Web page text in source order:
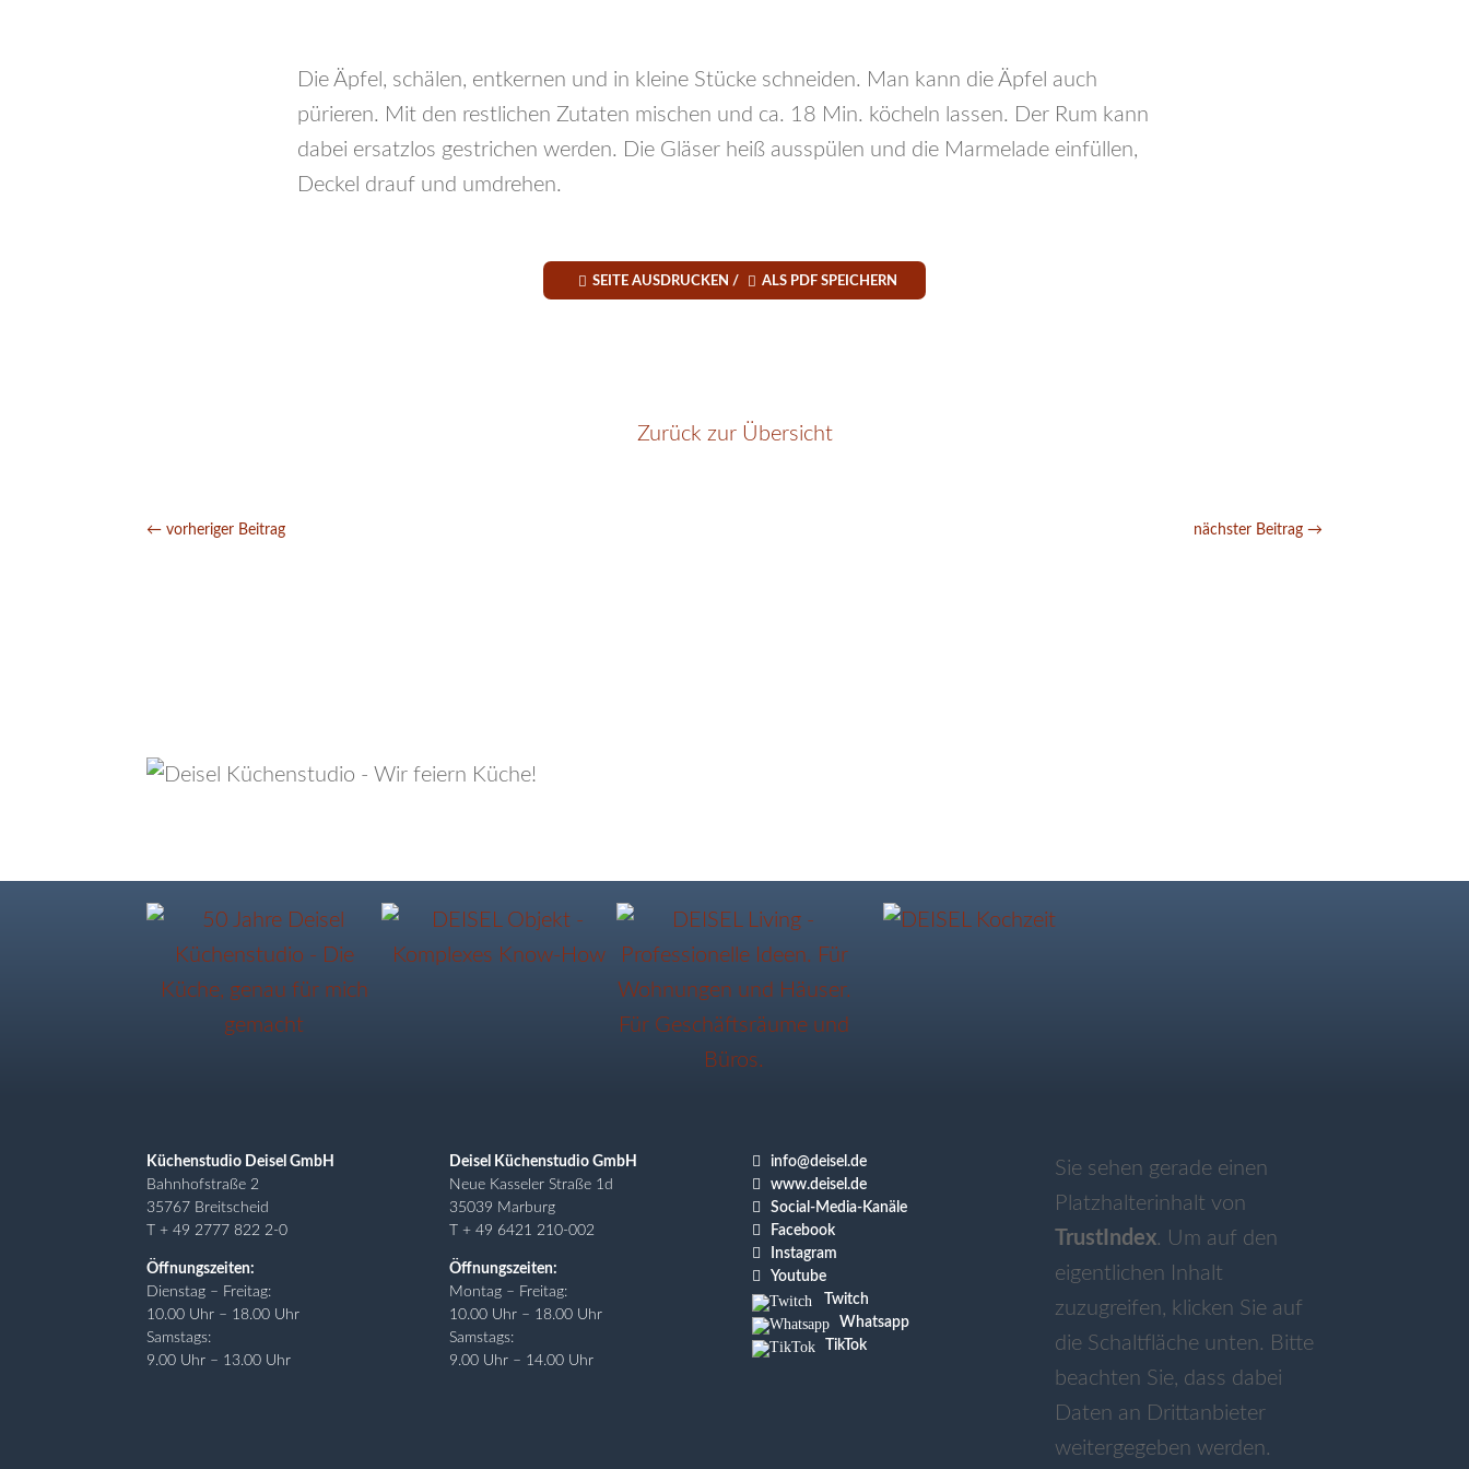
Die Äpfel, schälen, entkernen und in kleine Stücke schneiden. Man kann die Äpfel auch
pürieren. Mit den restlichen Zutaten mischen und ca. 18 Min. köcheln lassen. Der Rum kann
dabei ersatzlos gestrichen werden. Die Gläser heiß ausspülen und die Marmelade einfüllen,
Deckel drauf und umdrehen.
 SEITE AUSDRUCKEN /  ALS PDF SPEICHERN
Zurück zur Übersicht
←vorheriger Beitrag nächster Beitrag→
Küchenstudio Deisel GmbH
Bahnhofstraße 2
35767 Breitscheid
T + 49 2777 822 2-0
Öffnungszeiten:
Dienstag – Freitag:
10.00 Uhr – 18.00 Uhr
Samstags:
9.00 Uhr – 13.00 Uhr
Deisel Küchenstudio GmbH
Neue Kasseler Straße 1d
35039 Marburg
T + 49 6421 210-002
Öffnungszeiten:
Montag – Freitag:
10.00 Uhr – 18.00 Uhr
Samstags:
9.00 Uhr – 14.00 Uhr
 info@deisel.de
 www.deisel.de
 Social-Media-Kanäle
 Facebook
 Instagram

Youtube
Twitch
Whatsapp
TikTok
Sie sehen gerade einen
Platzhalterinhalt von
TrustIndex. Um auf den
eigentlichen Inhalt
zuzugreifen, klicken Sie auf
die Schaltfläche unten. Bitte
beachten Sie, dass dabei
Daten an Drittanbieter
weitergegeben werden.